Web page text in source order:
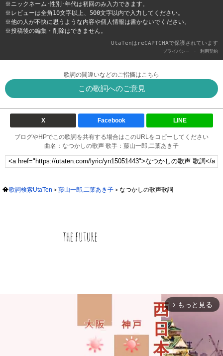
※ニックネーム･性別･年代は初回のみ入力できます。
※レビューは全角10文字以上、500文字以内で入力してください。
※他の人が不快に思うような内容や個人情報は書かないでください。
※投稿後の編集・削除はできません。
UtaTenはreCAPTCHAで保護されています
プライバシー - 利用契約
歌詞の間違いなどのご指摘はこちら
この歌詞へのご意見
X Facebook LINE
ブログやHPでこの歌詞を共有する場合はこのURLをコピーしてください
曲名：なつかしの歌声 歌手：藤山一郎,二葉あき子
歌詞検索UtaTen 藤山一郎,二葉あき子 なつかしの歌声歌詞
arrow_forward_ios もっと見る